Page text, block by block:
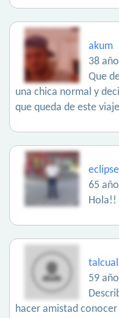
akum
38
Que
una chica normal y
que queda de este
65
Hola!!
talcual
59
hacer amistad